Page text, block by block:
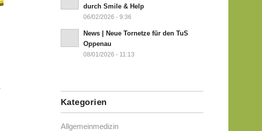
durch Smile & Help
06/02/2026 - 9:36
News | Neue Tornetze für den TuS
Oppenau
08/01/2026 - 11:13
Kategorien
Allgemeinmedizin